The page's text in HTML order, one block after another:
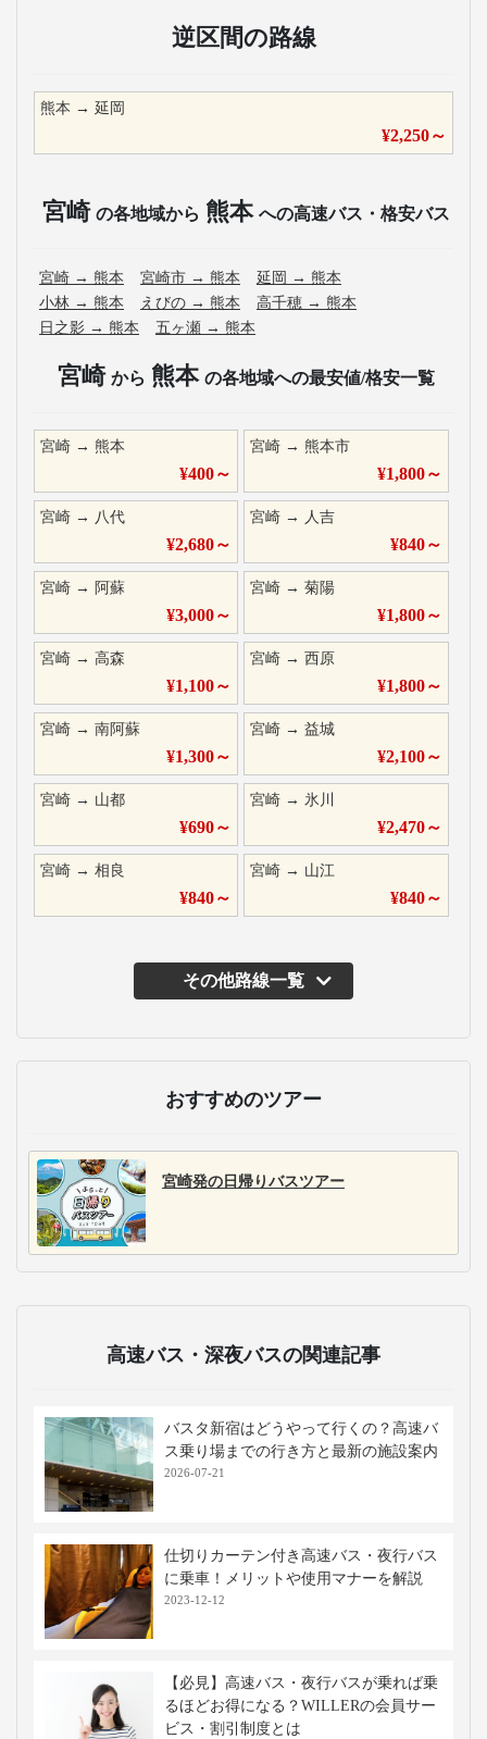
逆区間の路線
熊本 → 延岡
¥2,250～
宮崎 の各地域から 熊本 への高速バス・格安バス
宮崎 → 熊本 宮崎市 → 熊本 延岡 → 熊本
小林 → 熊本 えびの → 熊本 高千穂 → 熊本
日之影 → 熊本 五ヶ瀬 → 熊本
宮崎 から 熊本 の各地域への最安値/格安一覧
宮崎 → 熊本
¥400～
宮崎 →熊本市
¥1,800～
宮崎 → 八代
¥2,680～
宮崎 → 人吉
¥840～
宮崎 → 阿蘇
¥3,000～
宮崎 →菊陽
¥1,800～
宮崎 → 高森
¥1,100～
宮崎 →西原
¥1,800～
宮崎 → 南阿蘇
¥1,300～
宮崎 →益城
¥2,100～
宮崎 → 山都
¥690～
宮崎 →氷川
¥2,470～
宮崎 → 相良
¥840～
宮崎 → 山江
¥840～
その他路線一覧
主な運行バス会社
ターミナルを拠点に、
九州内の主要都市はも
展開しています。多く
の車両にWi-Fiやコンセ
ント、トイレなどが完
備されており、長距離
移動でも快適に過ごせ
ます。
市を結ぶ10路線以上の
高速バスを展開。高千
ネス利用の両面で、快
適な移動を提供しま
す。
ぶ5路線の高速バスを展
開。月間400便の運行
便数も豊富で観光とビ
ジネスの快適な移動を
おすすめのツアー
宮崎発の日帰りバスツアー